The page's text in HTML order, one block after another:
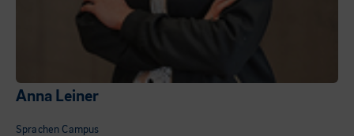
Anna Leiner
Sprachen Campus